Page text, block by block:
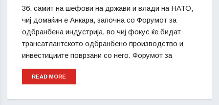
36. самит на шефови на држави и влади на НАТО,
чиј домаќин е Анкара, започна со Форумот за
одбранбена индустрија, во чиј фокус ќе бидат
трансатлантското одбранбено производство и
инвестициите поврзани со него. Форумот за
READ MORE